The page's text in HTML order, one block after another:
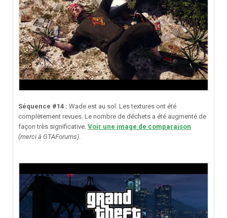
Séquence #14 : Wade est au sol. Les textures ont été
complètement revues. Le nombre de déchets a été augmenté de
façon très significative. Voir une image de comparaison
(merci à GTAForums).